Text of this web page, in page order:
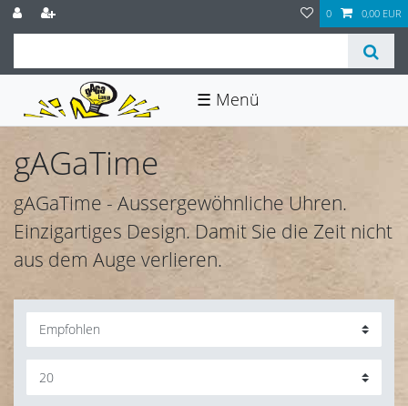
0 0,00 EUR
☰
gAGaTime
gAGaTime - Aussergewöhnliche Uhren.
Einzigartiges Design. Damit Sie die Zeit nicht
aus dem Auge verlieren.